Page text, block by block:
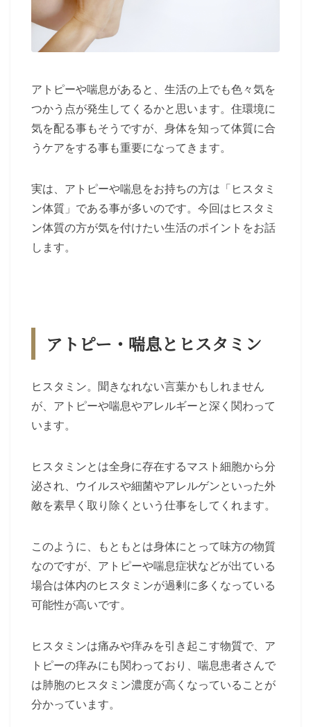
アトピーや喘息があると、生活の上でも色々気を
つかう点が発生してくるかと思います。住環境に
気を配る事もそうですが、身体を知って体質に合
うケアをする事も重要になってきます。
実は、アトピーや喘息をお持ちの方は「ヒスタミ
ン体質」である事が多いのです。今回はヒスタミ
ン体質の方が気を付けたい生活のポイントをお話
します。
アトピー・喘息とヒスタミン
ヒスタミン。聞きなれない言葉かもしれません
が、アトピーや喘息やアレルギーと深く関わって
います。
ヒスタミンとは全身に存在するマスト細胞から分
泌され、ウイルスや細菌やアレルゲンといった外
敵を素早く取り除くという仕事をしてくれます。
このように、もともとは身体にとって味方の物質
なのですが、アトピーや喘息症状などが出ている
場合は体内のヒスタミンが過剰に多くなっている
可能性が高いです。
ヒスタミンは痛みや痒みを引き起こす物質で、ア
トピーの痒みにも関わっており、喘息患者さんで
は肺胞のヒスタミン濃度が高くなっていることが
分かっています。